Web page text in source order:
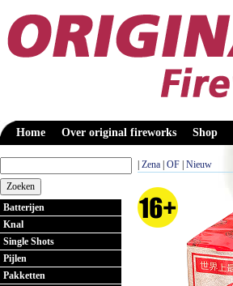
Home Over original fireworks Shop
Batterijen
Knal
Single Shots
Pijlen
Pakketten
Zena OF Nieuw